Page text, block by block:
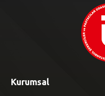
Kurumsal